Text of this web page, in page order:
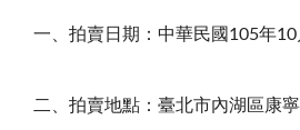
一、拍賣日期：中華民國105年10
二、拍賣地點：臺北市內湖區康